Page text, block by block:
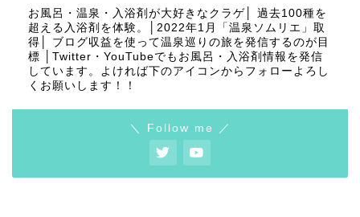
お風呂・温泉・入浴剤が大好きなクラゲ│ 過去100種を
超える入浴剤を体験。│2022年1月「温泉ソムリエ」取
得│ ブログ収益を使って温泉巡りの旅を発信するのが目
標 │Twitter・YouTubeでもお風呂・入浴剤情報を発信
しています。よければ下のアイコンからフォローよろし
くお願いします！！
＼ Follow me ／